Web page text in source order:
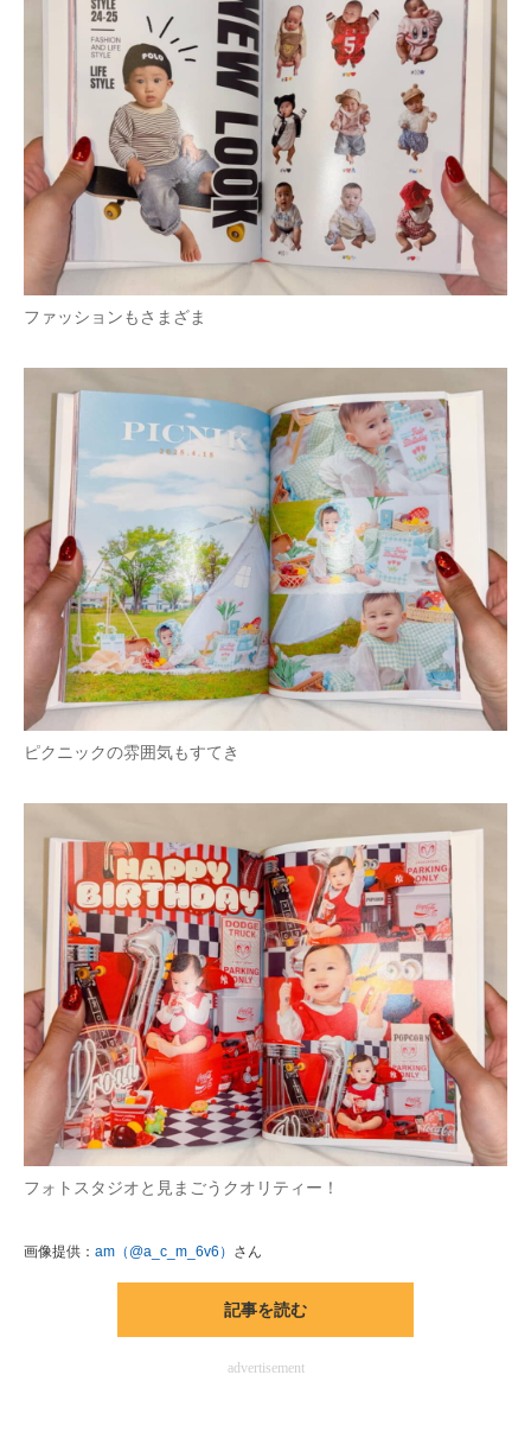
ファッションもさまざま
ピクニックの雰囲気もすてき
フォトスタジオと見まごうクオリティー！
画像提供： am（@a_c_m_6v6） さん
記事を読む
advertisement